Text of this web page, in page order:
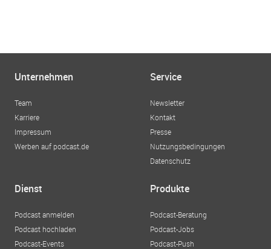
Unternehmen
Team
Karriere
Impressum
Werben auf podcast.de
Service
Newsletter
Kontakt
Presse
Nutzungsbedingungen
Datenschutz
Dienst
Podcast anmelden
Podcast hochladen
Podcast-Events
Produkte
Podcast-Beratung
Podcast-Jobs
Podcast-Push